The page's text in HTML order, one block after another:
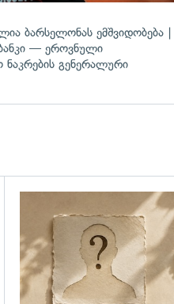
ბარსელონას ემშვიდობება |
— ეროვნული
გენერალური